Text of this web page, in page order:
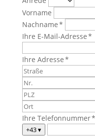
Vorname
Nachname *
Ihre E-Mail-Adresse *
Ihre Adresse *
Ihre Telefonnummer *
+43▾